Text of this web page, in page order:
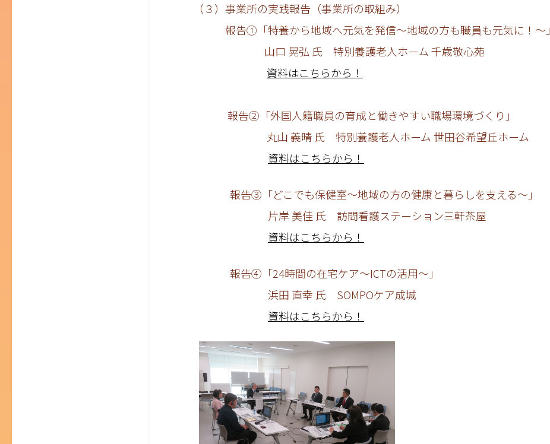
（３）事業所の実践報告（事業所の取組み）
報告①「特養から地域へ元気を発信～地域の方も職員も元気に！～」
山口 晃弘 氏 特別養護老人ホーム 千歳敬心苑
資料はこちらから！
報告②「外国人籍職員の育成と働きやすい職場環境づくり」
丸山 義晴 氏 特別養護老人ホーム 世田谷希望丘ホーム
資料はこちらから！
報告③「どこでも保健室～地域の方の健康と暮らしを支える～」
片岸 美佳 氏 訪問看護ステーション三軒茶屋
資料はこちらから！
報告④「24時間の在宅ケア～ICTの活用～」
浜田 直幸 氏 SOMPOケア成城
資料はこちらから！